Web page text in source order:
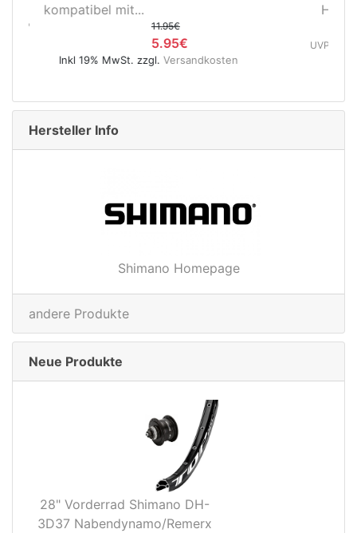
Hinterradnabe Boost CL
(12x148...
89.95€
49.95€
Hersteller Info
Shimano Homepage
andere Produkte
Neue Produkte
28" Vorderrad Shimano DH-
3D37 Nabendynamo/Remerx